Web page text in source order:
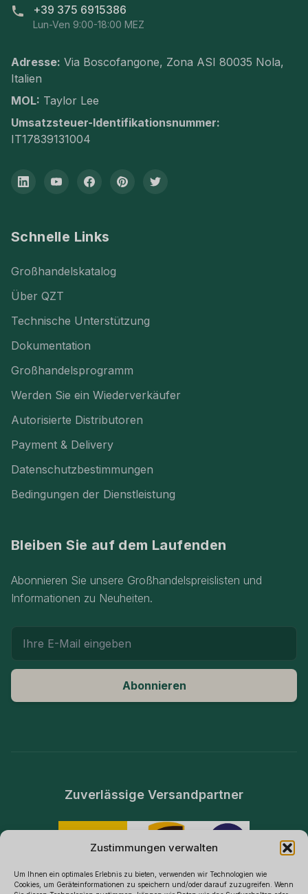
Zustimmungen verwalten
Um Ihnen ein optimales Erlebnis zu bieten, verwenden wir Technologien wie
Cookies, um Geräteinformationen zu speichern und/oder darauf zuzugreifen. Wenn
+39 375 6915386
Lun-Ven 9:00-18:00 MEZ
Adresse: Via Boscofangone, Zona ASI 80035 Nola,
Italien
MOL: Taylor Lee
Umsatzsteuer-Identifikationsnummer:
IT17839131004
Schnelle Links
Großhandelskatalog
Über QZT
Technische Unterstützung
Dokumentation
Großhandelsprogramm
Werden Sie ein Wiederverkäufer
Autorisierte Distributoren
Payment & Delivery
Datenschutzbestimmungen
Bedingungen der Dienstleistung
Bleiben Sie auf dem Laufenden
Abonnieren Sie unsere Großhandelspreislisten und
Informationen zu Neuheiten.
Abonnieren
Zuverlässige Versandpartner